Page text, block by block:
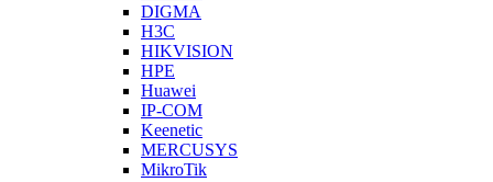
DIGMA
H3C
HIKVISION
HPE
Huawei
IP-COM
Keenetic
MERCUSYS
MikroTik